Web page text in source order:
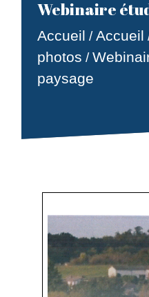
Webinaire
Accueil /Accueil
photos /
paysage